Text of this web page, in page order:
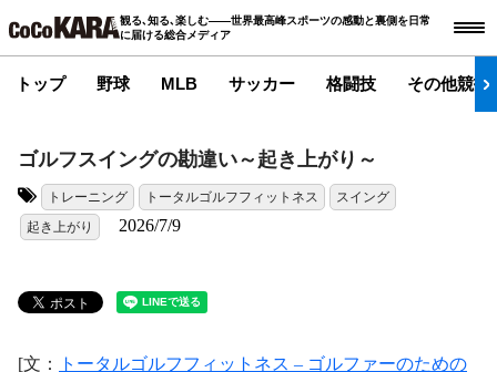
観る､知る､楽しむ――世界最高峰スポーツの感動と裏側を日常
に届ける総合メディア
トップ 野球 MLB サッカー 格闘技 その他競技
ゴルフスイングの勘違い～起き上がり～
トレーニング トータルゴルフフィットネス
スイング
起き上がり
2026/7/9
[文：
トータルゴルフフィットネス – ゴルファーのための